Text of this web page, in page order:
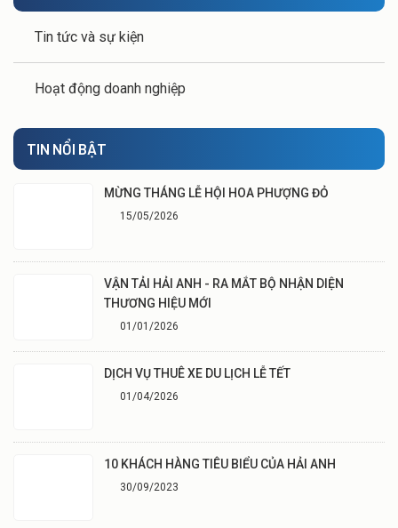
Tin tức và sự kiện
Hoạt động doanh nghiệp
TIN NỔI BẬT
MỪNG THÁNG LỄ HỘI HOA PHƯỢNG ĐỎ
15/05/2026
VẬN TẢI HẢI ANH - RA MẮT BỘ NHẬN DIỆN
THƯƠNG HIỆU MỚI
01/01/2026
DỊCH VỤ THUÊ XE DU LỊCH LỄ TẾT
01/04/2026
10 KHÁCH HÀNG TIÊU BIỂU CỦA HẢI ANH
30/09/2023